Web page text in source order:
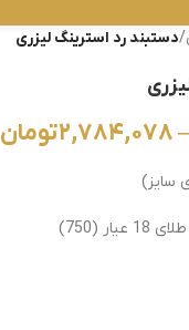
/دستبند رد استرینگ لیزری
۲,۷۸۴,۰۷۸تومان
سایز)
(750)